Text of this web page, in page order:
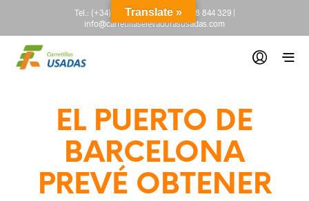
Tel.: (+34) 665 845 222-(+34) 918 844 329|
info@carretillaselevadorasusadas.com
EL PUERTO DE
BARCELONA
PREVÉ OBTENER
Translate »